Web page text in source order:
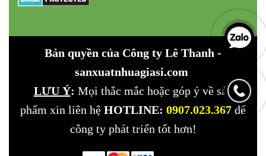
Bản quyền của Công ty Lê Thanh -
sanxuatnhuagiasi.com
LƯU Ý: Mọi thắc mắc hoặc góp ý về sản
phẩm xin liên hệ HOTLINE: 0907.023.367 để
công ty phát triển tốt hơn!